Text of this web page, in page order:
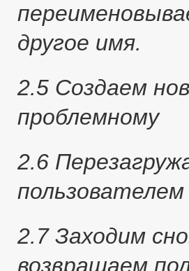
другое имя.
2.5 Создаем
проблемному
2.6
пользователем
2.7 Заходим
возвращаем